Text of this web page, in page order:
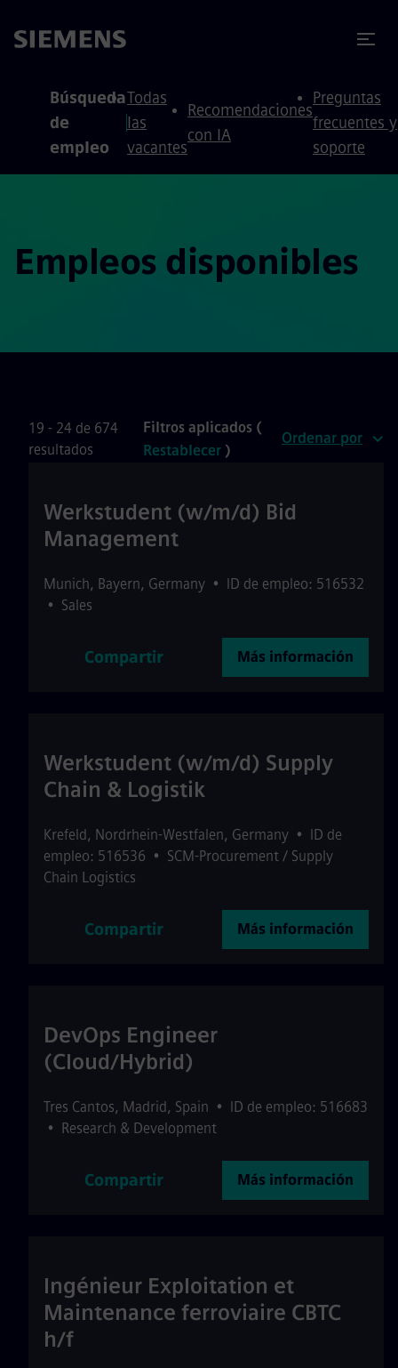
Búsqueda
de
empleo
Todas
las
vacantes
Recomendaciones
con IA
Preguntas
frecuentes y
soporte
Empleos disponibles
19 - 24 de 674
resultados
Filtros aplicados (
Restablecer)
Ordenar por
Werkstudent (w/m/d) Bid
Management
Munich, Bayern, Germany • ID de empleo: 516532
• Sales
Compartir Más información
Werkstudent (w/m/d) Supply
Chain & Logistik
Krefeld, Nordrhein-Westfalen, Germany • ID de
empleo: 516536 • SCM-Procurement / Supply
Chain Logistics
Compartir Más información
DevOps Engineer
(Cloud/Hybrid)
Tres Cantos, Madrid, Spain • ID de empleo: 516683
• Research & Development
Compartir Más información
Ingénieur Exploitation et
Maintenance ferroviaire CBTC
h/f